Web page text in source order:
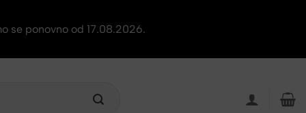
se ponovno od 17.08.2026.